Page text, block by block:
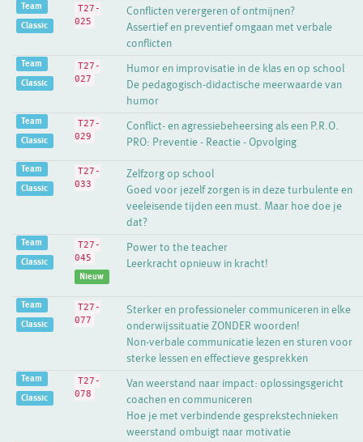
Team
Classic
T27-
025
Conflicten verergeren of ontmijnen?
Assertief en preventief omgaan met verbale
conflicten
Team
Classic
T27-
027
Humor en improvisatie in de klas en op school
De pedagogisch-didactische meerwaarde van
humor
Team
Classic
T27-
029
Conflict- en agressiebeheersing als een P.R.O.
PRO: Preventie - Reactie - Opvolging
Team
Classic
T27-
033
Zelfzorg op school
Goed voor jezelf zorgen is in deze turbulente en
veeleisende tijden een must. Maar hoe doe je
dat?
Team
Classic
T27-
045
Nieuw
Power to the teacher
Leerkracht opnieuw in kracht!
Team
Classic
T27-
077
Sterker en professioneler communiceren in elke
onderwijssituatie ZONDER woorden!
Non-verbale communicatie lezen en sturen voor
sterke lessen en effectieve gesprekken
Team
Classic
T27-
078
Van weerstand naar impact: oplossingsgericht
coachen en communiceren
Hoe je met verbindende gesprekstechnieken
weerstand ombuigt naar motivatie